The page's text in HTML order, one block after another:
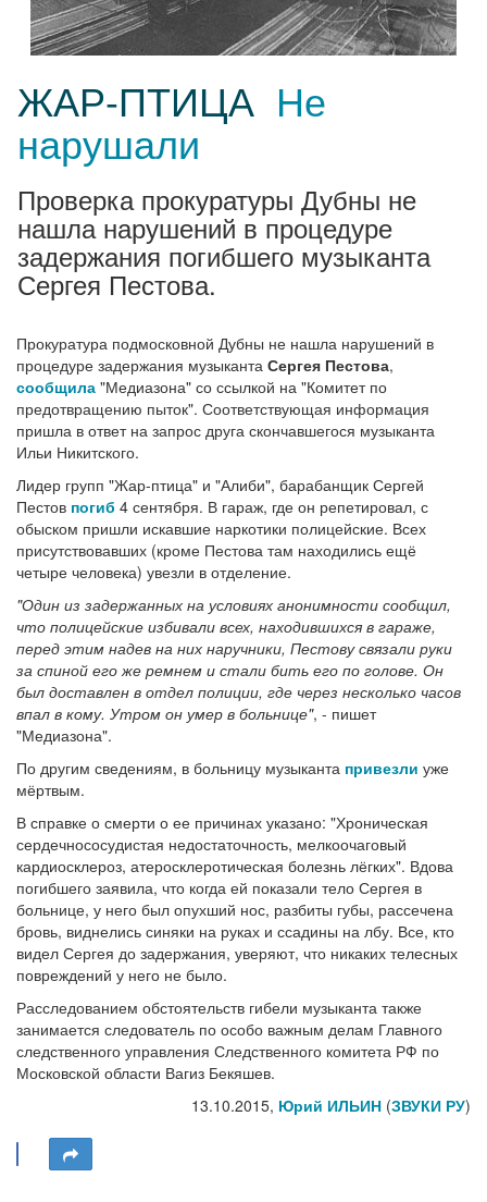
ЖАР-ПТИЦА Не
нарушали
Проверка прокуратуры Дубны не
нашла нарушений в процедуре
задержания погибшего музыканта
Сергея Пестова.
Прокуратура подмосковной Дубны не нашла нарушений в
процедуре задержания музыканта Сергея Пестова,
сообщила "Медиазона" со ссылкой на "Комитет по
предотвращению пыток". Соответствующая информация
пришла в ответ на запрос друга скончавшегося музыканта
Ильи Никитского.
Лидер групп "Жар-птица" и "Алиби", барабанщик Сергей
Пестов погиб 4 сентября. В гараж, где он репетировал, с
обыском пришли искавшие наркотики полицейские. Всех
присутствовавших (кроме Пестова там находились ещё
четыре человека) увезли в отделение.
"Один из задержанных на условиях анонимности сообщил,
что полицейские избивали всех, находившихся в гараже,
перед этим надев на них наручники, Пестову связали руки
за спиной его же ремнем и стали бить его по голове. Он
был доставлен в отдел полиции, где через несколько часов
впал в кому. Утром он умер в больнице", - пишет
"Медиазона".
По другим сведениям, в больницу музыканта привезли уже
мёртвым.
В справке о смерти о ее причинах указано: "Хроническая
сердечнососудистая недостаточность, мелкоочаговый
кардиосклероз, атеросклеротическая болезнь лёгких". Вдова
погибшего заявила, что когда ей показали тело Сергея в
больнице, у него был опухший нос, разбиты губы, рассечена
бровь, виднелись синяки на руках и ссадины на лбу. Все, кто
видел Сергея до задержания, уверяют, что никаких телесных
повреждений у него не было.
Расследованием обстоятельств гибели музыканта также
занимается следователь по особо важным делам Главного
следственного управления Следственного комитета РФ по
Московской области Вагиз Бекяшев.
13.10.2015, Юрий ИЛЬИН (ЗВУКИ РУ)